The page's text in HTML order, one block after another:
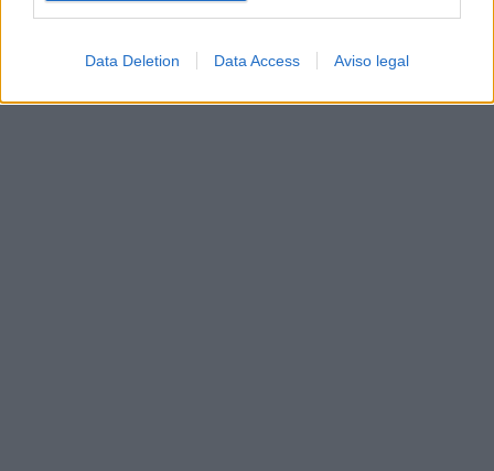
Data Deletion Data Access Aviso legal